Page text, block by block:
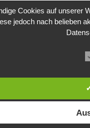
Cookies auf unserer
jedoch nach belieben